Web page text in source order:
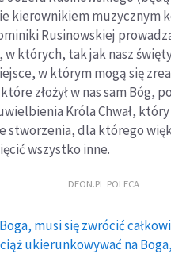
kierownikiem muzycznym
Rusinowskiej
w których, tak jak nasz
w którym mogą się
złożył w nas sam Bóg,
Króla Chwał,
stworzenia, dla którego
wszystko inne.
DEON.PL POLECA
musi się zwrócić
ukierunkowywać na